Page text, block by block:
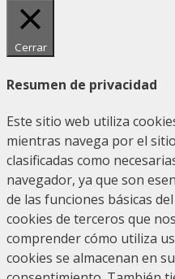
Cerrar
Resumen de privacidad
Este sitio web utiliza
mientras navega por el
clasificadas como
navegador, ya que son
de las funciones básicas
cookies de terceros que
comprender cómo utiliza
cookies se almacenan en